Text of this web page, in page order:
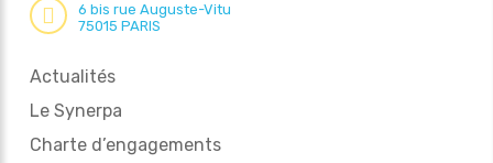
6 bis rue Auguste-Vitu
75015 PARIS
Actualités
Le Synerpa
Charte d’engagements